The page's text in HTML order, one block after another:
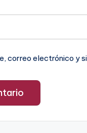
correo electrónico y